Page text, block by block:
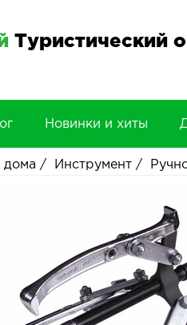
Туристический
Новинки и хиты
дома / Инструмент /